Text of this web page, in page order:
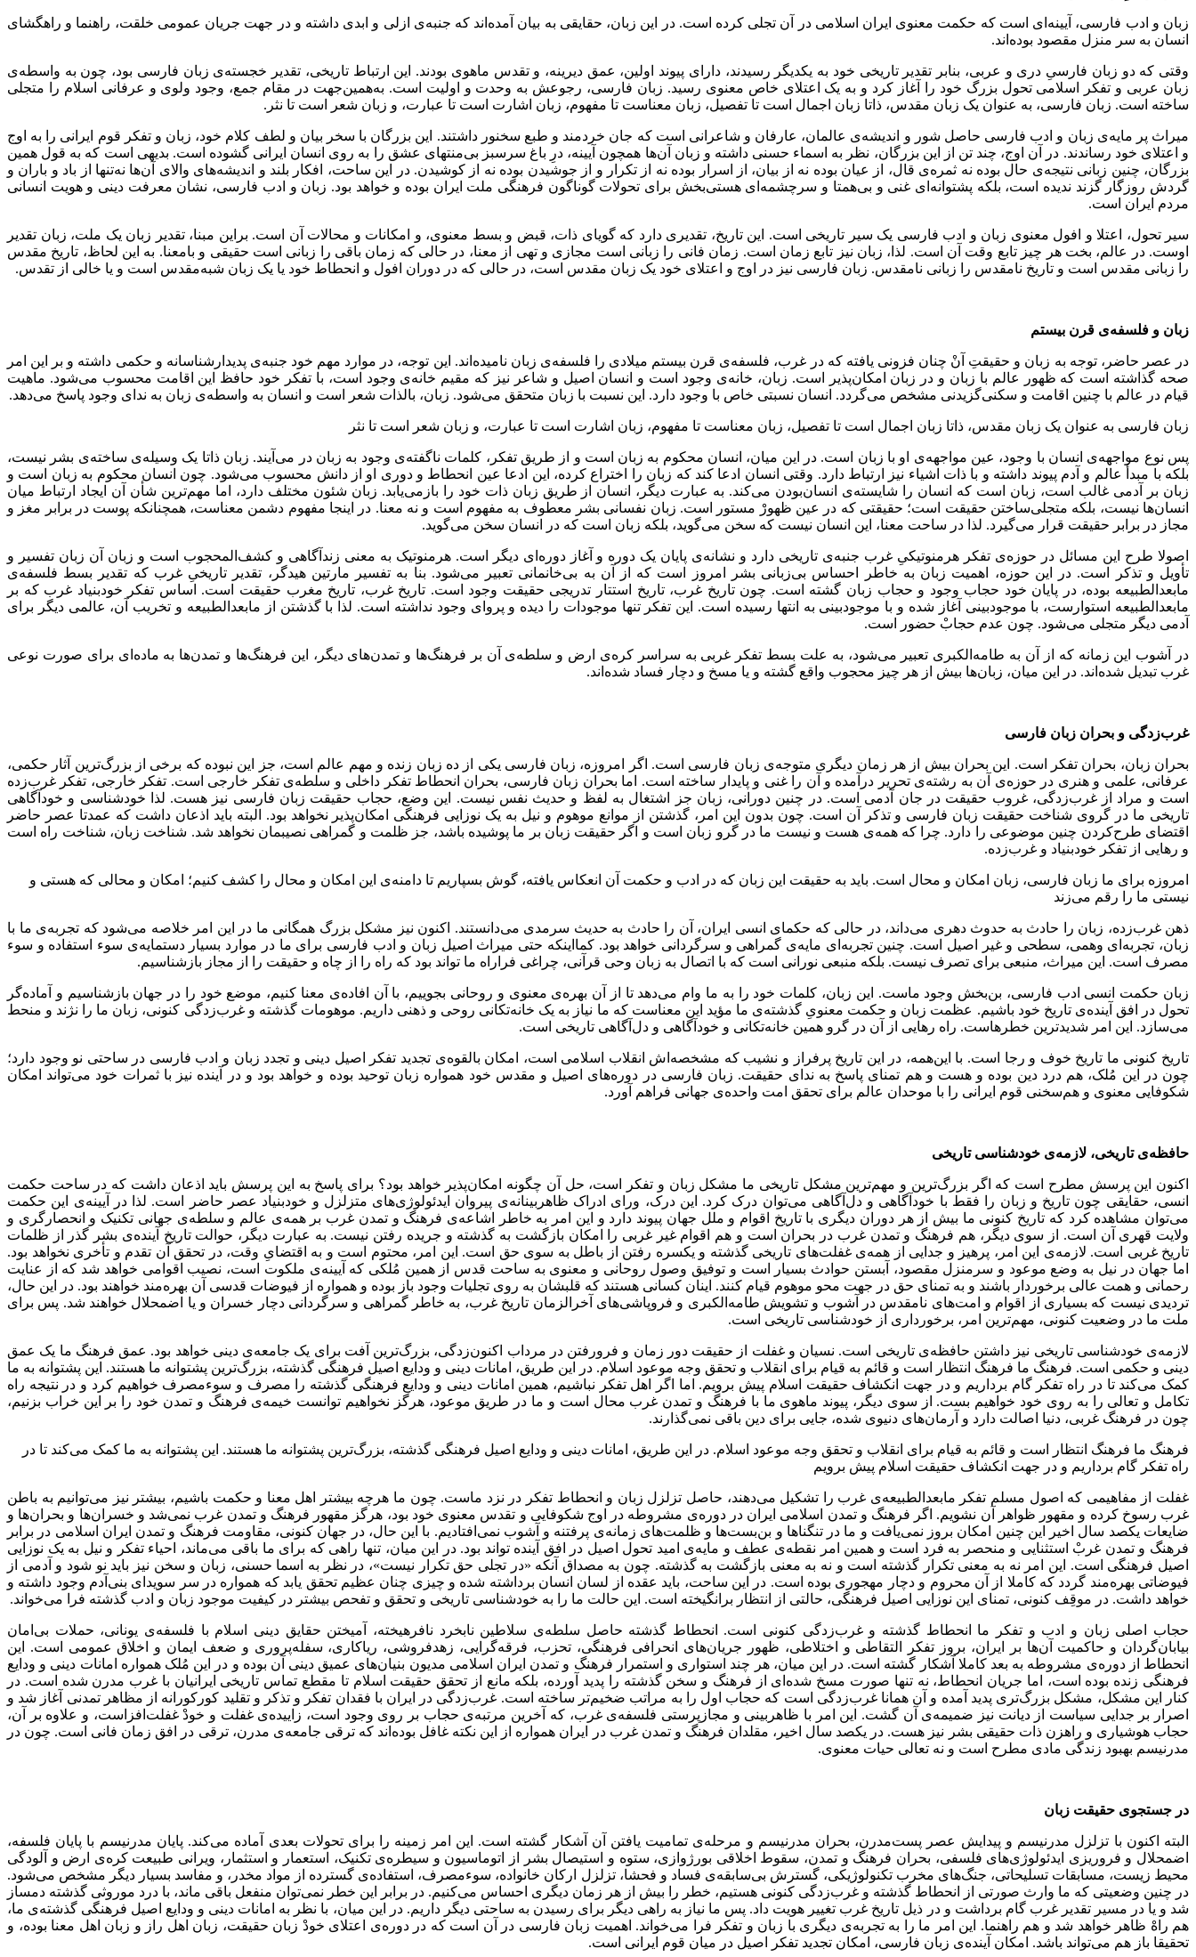
زبان و ادب فارسی، آیینه‌ای است که حکمت معنوی ایران اسلامی در آن تجلی کرده است. در این زبان، حقایقی به بیان آمده‌اند که جنبه‌ی ازلی و ابدی داشته و در جهت جریان عمومی خلقت، راهنما و راهگشای
انسان به سر منزل مقصود بوده‌اند.
وقتی که دو زبان فارسیِ دری و عربی، بنابر تقدیر تاریخی خود به یکدیگر رسیدند، دارای پیوند اولین، عمق دیرینه، و تقدس ماهوی بودند. این ارتباط تاریخی، تقدیر خجسته‌ی زبان فارسی بود، چون به واسطه‌ی
زبان عربی و تفکر اسلامی تحول بزرگ خود را آغاز کرد و به یک اعتلای خاص معنوی رسید. زبان فارسی، رجوعش به وحدت و اولیت است. به‌همین‌جهت در مقام جمع، وجود ولوی و عرفانی اسلام را متجلی
ساخته است. زبان فارسی، به عنوان یک زبان مقدس، ذاتا زبان اجمال است تا تفصیل، زبان معناست تا مفهوم، زبان اشارت است تا عبارت، و زبان شعر است تا نثر.
میراث پر مایه‌ی زبان و ادب فارسی حاصل شور و اندیشه‌ی عالمان، عارفان و شاعرانی است که جان خردمند و طبع سخنور داشتند. این بزرگان با سخر بیان و لطف کلام خود، زبان و تفکر قوم ایرانی را به اوج
و اعتلای خود رساندند. در آن اوج، چند تن از این بزرگان، نظر به اسماء حسنی داشته و زبان آن‌ها همچون آیینه، درِ باغ سرسبز بی‌منتهای عشق را به روی انسان ایرانی گشوده است. بدیهی است که به قول همین
بزرگان، چنین زبانی نتیجه‌ی حال بوده نه ثمره‌ی قال، از عیان بوده نه از بیان، از اسرار بوده نه از تکرار و از جوشیدن بوده نه از کوشیدن. در این ساحت، افکار بلند و اندیشه‌های والای آن‌ها نه‌تنها از باد و باران و
گردش روزگار گزند ندیده است، بلکه پشتوانه‌ای غنی و بی‌همتا و سرچشمه‌ای هستی‌بخش برای تحولات گوناگون فرهنگی ملت ایران بوده و خواهد بود. زبان و ادب فارسی، نشان معرفت دینی و هویت انسانی
مردم ایران است.
سیر تحول، اعتلا و افول معنوی زبان و ادب فارسی یک سیر تاریخی است. این تاریخ، تقدیری دارد که گویای ذات، قبض و بسط معنوی، و امکانات و محالات آن است. براین مبنا، تقدیر زبان یک ملت، زبان تقدیر
اوست. در عالم، بخت هر چیز تابع وقت آن است. لذا، زبان نیز تابع زمان است. زمان فانی را زبانی است مجازی و تهی از معنا، در حالی که زمان باقی را زبانی است حقیقی و بامعنا. به این لحاظ، تاریخ مقدس
را زبانی مقدس است و تاریخ نامقدس را زبانی نامقدس. زبان فارسی نیز در اوج و اعتلای خود یک زبان مقدس است، در حالی که در دوران افول و انحطاط خود یا یک زبان شبه‌مقدس است و یا خالی از تقدس.
زبان و فلسفهی قرن بیستم
در عصر حاضر، توجه به زبان و حقیقتِ آنْ چنان فزونی یافته که در غرب، فلسفه‌ی قرن بیستم میلادی را فلسفه‌ی زبان نامیده‌اند. این توجه، در موارد مهم خود جنبه‌ی پدیدارشناسانه و حکمی داشته و بر این امر
صحه گذاشته است که ظهور عالم با زبان و در زبان امکان‌پذیر است. زبان، خانه‌ی وجود است و انسان اصیل و شاعر نیز که مقیم خانه‌ی وجود است، با تفکر خود حافظ این اقامت محسوب می‌شود. ماهیت
قیام در عالم با چنین اقامت و سکنی‌گزیدنی مشخص می‌گردد. انسان نسبتی خاص با وجود دارد. این نسبت با زبان متحقق می‌شود. زبان، بالذات شعر است و انسان به واسطه‌ی زبان به ندای وجود پاسخ می‌دهد.
زبان فارسی به عنوان یک زبان مقدس، ذاتا زبان اجمال است تا تفصیل، زبان معناست تا مفهوم، زبان اشارت است تا عبارت، و زبان شعر است تا نثر
پس نوع مواجهه‌ی انسان با وجود، عین مواجهه‌ی او با زبان است. در این میان، انسان محکوم به زبان است و از طریق تفکر، کلمات ناگفته‌ی وجود به زبان در می‌آیند. زبان ذاتا یک وسیله‌ی ساخته‌ی بشر نیست،
بلکه با مبدأ عالم و آدم پیوند داشته و با ذات اشیاء نیز ارتباط دارد. وقتی انسان ادعا کند که زبان را اختراع کرده، این ادعا عین انحطاط و دوری او از دانش محسوب می‌شود. چون انسان محکوم به زبان است و
زبان بر آدمی غالب است، زبان است که انسان را شایسته‌ی انسان‌بودن می‌کند. به عبارت دیگر، انسان از طریق زبان ذات خود را بازمی‌یابد. زبان شئون مختلف دارد، اما مهم‌ترین شأن آن ایجاد ارتباط میان
انسان‌ها نیست، بلکه متجلی‌ساختن حقیقت است؛ حقیقتی که در عین ظهورْ مستور است. زبان نفسانی بشر معطوف به مفهوم است و نه معنا. در اینجا مفهوم دشمن معناست، همچنانکه پوست در برابر مغز و
مجاز در برابر حقیقت قرار می‌گیرد. لذا در ساحت معنا، این انسان نیست که سخن می‌گوید، بلکه زبان است که در انسان سخن می‌گوید.
اصولا طرح این مسائل در حوزه‌ی تفکر هرمنوتیکیِ غرب جنبه‌ی تاریخی دارد و نشانه‌ی پایان یک دوره و آغاز دوره‌ای دیگر است. هرمنوتیک به معنی زندآگاهی و کشف‌المحجوب است و زبان آن زبان تفسیر و
تأویل و تذکر است. در این حوزه، اهمیت زبان به خاطر احساس بی‌زبانی بشر امروز است که از آن به بی‌‌خانمانی تعبیر می‌شود. بنا به تفسیر مارتین هیدگر، تقدیر تاریخیِ غرب که تقدیر بسط فلسفه‌ی
مابعدالطبیعه بوده، در پایان خود حجاب وجود و حجاب زبان گشته است. چون تاریخ غرب، تاریخ استتار تدریجی حقیقت وجود است. تاریخ غرب، تاریخ مغرب حقیقت است. اساس تفکر خودبنیاد غرب که بر
مابعدالطبیعه استوارست، با موجودبینی آغاز شده و با موجودبینی به انتها رسیده است. این تفکر تنها موجودات را دیده و پروای وجود نداشته است. لذا با گذشتن از مابعدالطبیعه و تخریب آن، عالمی دیگر برای
آدمی دیگر متجلی می‌شود. چون عدم حجابْ حضور است.
در آشوب این زمانه که از آن به طامه‌الکبری تعبیر می‌شود، به علت بسط تفکر غربی به سراسر کره‌ی ارض و سلطه‌ی آن بر فرهنگ‌ها و تمدن‌های دیگر، این فرهنگ‌ها و تمدن‌ها به ماده‌ای برای صورت نوعی
غرب تبدیل شده‌اند. در این میان، زبان‌ها بیش از هر چیز محجوب واقع گشته و یا مسخ و دچار فساد شده‌اند.
غربزدگی و بحران زبان فارسی
بحران زبان، بحران تفکر است. این بحران بیش از هر زمان دیگری متوجه‌ی زبان فارسی است. اگر امروزه، زبان فارسی یکی از ده زبان زنده و مهم عالم است، جز این نبوده که برخی از بزرگ‌ترین آثار حکمی،
عرفانی، علمی و هنری در حوزه‌ی آن به رشته‌ی تحریر درآمده و آن را غنی و پایدار ساخته است. اما بحران زبان فارسی، بحران انحطاط تفکر داخلی و سلطه‌ی تفکر خارجی است. تفکر خارجی، تفکر غرب‌زده
است و مراد از غرب‌زدگی، غروب حقیقت در جان آدمی است. در چنین دورانی، زبان جز اشتغال به لفظ و حدیث نفس نیست. این وضع، حجاب حقیقت زبان فارسی نیز هست. لذا خودشناسی و خودآگاهی
تاریخی ما در گروی شناخت حقیقت زبان فارسی و تذکر آن است. چون بدون این امر، گذشتن از موانع موهوم و نیل به یک نوزایی فرهنگی امکان‌پذیر نخواهد بود. البته باید اذعان داشت که عمدتا عصر حاضر
اقتضای طرح‌کردن چنین موضوعی را دارد. چرا که همه‌ی هست و نیست ما در گرو زبان است و اگر حقیقت زبان بر ما پوشیده باشد، جز ظلمت و گمراهی نصیبمان نخواهد شد. شناخت زبان، شناخت راه است
و رهایی از تفکر خودبنیاد و غرب‌زده.
امروزه برای ما زبان فارسی، زبان امکان و محال است. باید به حقیقت این زبان که در ادب و حکمت آن انعکاس یافته، گوش بسپاریم تا دامنه‌ی این امکان و محال را کشف کنیم؛ امکان و محالی که هستی و
نیستی ما را رقم می‌زند
ذهن غرب‌زده، زبان را حادث به حدوث دهری می‌داند، در حالی که حکمای انسی ایران، آن را حادث به حدیث سرمدی می‌دانستند. اکنون نیز مشکل بزرگ همگانی ما در این امر خلاصه می‌شود که تجربه‌ی ما با
زبان، تجربه‌ای وهمی، سطحی و غیر اصیل است. چنین تجربه‌ای مایه‌ی گمراهی و سرگردانی خواهد بود. کمااینکه حتی میراث اصیل زبان و ادب فارسی برای ما در موارد بسیار دستمایه‌ی سوء استفاده و سوء
مصرف است. این میراث، منبعی برای تصرف نیست. بلکه منبعی نورانی است که با اتصال به زبان وحی قرآنی، چراغی فراراه ما تواند بود که راه را از چاه و حقیقت را از مجاز بازشناسیم.
زبان حکمت انسی ادب فارسی، بن‌بخش وجود ماست. این زبان، کلمات خود را به ما وام می‌دهد تا از آن بهره‌ی معنوی و روحانی بجوییم، با آن افاده‌ی معنا کنیم، موضع خود را در جهان بازشناسیم و آماده‌گر
تحول در افق آینده‌ی تاریخ خود باشیم. عظمت زبان و حکمت معنویِ گذشته‌ی ما مؤید این معناست که ما نیاز به یک خانه‌تکانی روحی و ذهنی داریم. موهومات گذشته و غرب‌زدگی کنونی، زبان ما را نژند و منحط
می‌سازد. این امر شدیدترین خطرهاست. راه رهایی از آن در گرو همین خانه‌تکانی و خودآگاهی و دل‌آگاهی تاریخی است.
تاریخ کنونی ما تاریخ خوف و رجا است. با این‌همه، در این تاریخ پرفراز و نشیب که مشخصه‌اش انقلاب اسلامی است، امکان بالقوه‌ی تجدید تفکر اصیل دینی و تجدد زبان و ادب فارسی در ساحتی نو وجود دارد؛
چون در این مُلک، هم درد دین بوده و هست و هم تمنای پاسخ به ندای حقیقت. زبان فارسی در دوره‌های اصیل و مقدس خود همواره زبان توحید بوده و خواهد بود و در آینده نیز با ثمرات خود می‌تواند امکان
شکوفایی معنوی و هم‌سخنی قوم ایرانی را با موحدان عالم برای تحقق امت واحده‌ی جهانی فراهم آورد.
حافظهی تاریخی، لازمهی خودشناسی تاریخی
اکنون این پرسش مطرح است که اگر بزرگ‌ترین و مهم‌ترین مشکل تاریخی ما مشکل زبان و تفکر است، حل آن چگونه امکان‌پذیر خواهد بود؟ برای پاسخ به این پرسش باید اذعان داشت که در ساحت حکمت
انسی، حقایقی چون تاریخ و زبان را فقط با خودآگاهی و دل‌آگاهی می‌توان درک کرد. این درک، ورای ادراک ظاهربینانه‌ی پیروان ایدئولوژی‌های متزلزل و خودبنیاد عصر حاضر است. لذا در آیینه‌ی این حکمت
می‌توان مشاهده کرد که تاریخ کنونی ما بیش از هر دوران دیگری با تاریخ اقوام و ملل جهان پیوند دارد و این امر به خاطر اشاعه‌ی فرهنگ و تمدن غرب بر همه‌ی عالم و سلطه‌ی جهانی تکنیک و انحصارگری و
ولایت قهری آن است. از سوی دیگر، هم فرهنگ و تمدن غرب در بحران است و هم اقوام غیر غربی را امکان بازگشت به گذشته و جریده رفتن نیست. به عبارت دیگر، حوالت تاریخ آینده‌ی بشر گذر از ظلمات
تاریخ غربی است. لازمه‌ی این امر، پرهیز و جدایی از همه‌ی غفلت‌های تاریخی گذشته و یکسره رفتن از باطل به سوی حق است. این امر، محتوم است و به اقتضایِ وقت، در تحقق آن تقدم و تأخری نخواهد بود.
اما جهان در نیل به وضع موعود و سرمنزل مقصود، آبستن حوادث بسیار است و توفیق وصول روحانی و معنوی به ساحت قدس از همین مُلکی که آیینه‌ی ملکوت است، نصیب اقوامی خواهد شد که از عنایت
رحمانی و همت عالی برخوردار باشند و به تمنای حق در جهت محو موهوم قیام کنند. اینان کسانی هستند که قلبشان به روی تجلیات وجود باز بوده و همواره از فیوضات قدسی آن بهره‌مند خواهند بود. در این حال،
تردیدی نیست که بسیاری از اقوام و امت‌های نامقدس در آشوب و تشویش طامه‌الکبری و فروپاشی‌های آخرالزمان تاریخ غرب، به خاطر گمراهی و سرگردانی دچار خسران و یا اضمحلال خواهند شد. پس برای
ملت ما در وضعیت کنونی، مهم‌ترین امر، برخورداری از خودشناسی تاریخی است.
لازمه‌ی خودشناسی تاریخی نیز داشتن حافظه‌ی تاریخی است. نسیان و غفلت از حقیقت دور زمان و فرورفتن در مرداب اکنون‌زدگی، بزرگ‌ترین آفت برای یک جامعه‌ی دینی خواهد بود. عمق فرهنگ ما یک عمق
دینی و حکمی است. فرهنگ ما فرهنگ انتظار است و قائم به قیام برای انقلاب و تحقق وجه موعود اسلام. در این طریق، امانات دینی و ودایع اصیل فرهنگی گذشته، بزرگ‌ترین پشتوانه ما هستند. این پشتوانه به ما
کمک می‌کند تا در راه تفکر گام برداریم و در جهت انکشاف حقیقت اسلام پیش برویم. اما اگر اهل تفکر نباشیم، همین امانات دینی و ودایع فرهنگی گذشته را مصرف و سوءمصرف خواهیم کرد و در نتیجه راه
تکامل و تعالی را به روی خود خواهیم بست. از سوی دیگر، پیوند ماهوی ما با فرهنگ و تمدن غرب محال است و ما در طریق موعود، هرگز نخواهیم توانست خیمه‌ی فرهنگ و تمدن خود را بر این خراب بزنیم،
چون در فرهنگ غربی، دنیا اصالت دارد و آرمان‌های دنیوی شده، جایی برای دین باقی نمی‌گذارند.
فرهنگ ما فرهنگ انتظار است و قائم به قیام برای انقلاب و تحقق وجه موعود اسلام. در این طریق، امانات دینی و ودایع اصیل فرهنگی گذشته، بزرگ‌ترین پشتوانه ما هستند. این پشتوانه به ما کمک می‌کند تا در
راه تفکر گام برداریم و در جهت انکشاف حقیقت اسلام پیش برویم
غفلت از مفاهیمی که اصول مسلم تفکر مابعدالطبیعه‌ی غرب را تشکیل می‌دهند، حاصل تزلزل زبان و انحطاط تفکر در نزد ماست. چون ما هرچه بیشتر اهل معنا و حکمت باشیم، بیشتر نیز می‌توانیم به باطن
غرب رسوخ کرده و مقهور ظواهر آن نشویم. اگر فرهنگ و تمدن اسلامی ایران در دوره‌ی مشروطه در اوج شکوفایی و تقدس معنوی خود بود، هرگز مقهور فرهنگ و تمدن غرب نمی‌شد و خسران‌ها و بحران‌ها و
ضایعات یکصد سال اخیر این چنین امکان بروز نمی‌یافت و ما در تنگناها و بن‌بست‌ها و ظلمت‌های زمانه‌ی پرفتنه و آشوب نمی‌افتادیم. با این حال، در جهان کنونی، مقاومت فرهنگ و تمدن ایران اسلامی در برابر
فرهنگ و تمدن غربْ استثنایی و منحصر به فرد است و همین امر نقطه‌ی عطف و مایه‌ی امید تحول اصیل در افق آینده تواند بود. در این میان، تنها راهی که برای ما باقی می‌ماند، احیاء تفکر و نیل به یک نوزایی
اصیل فرهنگی است. این امر نه به معنی تکرار گذشته است و نه به معنی بازگشت به گذشته. چون به مصداق آنکه «در تجلی حق تکرار نیست»، در نظر به اسما حسنی، زبان و سخن نیز باید نو شود و آدمی از
فیوضاتی بهره‌مند گردد که کاملا از آن محروم و دچار مهجوری بوده است. در این ساحت، باید عقده از لسان انسان برداشته شده و چیزی چنان عظیم تحقق یابد که همواره در سر سویدای بنی‌آدم وجود داشته و
خواهد داشت. در موقِف کنونی، تمنای این نوزایی اصیل فرهنگی، حالتی از انتظار برانگیخته است. این حالت ما را به خودشناسی تاریخی و تحقق و تفحص بیشتر در کیفیت موجود زبان و ادب گذشته فرا می‌‌خواند.
حجاب اصلی زبان و ادب و تفکر ما انحطاط گذشته و غرب‌زدگی کنونی است. انحطاط گذشته حاصل سلطه‌ی سلاطین نابخرد نافرهیخته، آمیختن حقایق دینی اسلام با فلسفه‌ی یونانی، حملات بی‌امان
بیابان‌گردان و حاکمیت آن‌ها بر ایران، بروز تفکر التقاطی و اختلاطی، ظهور جریان‌های انحرافی فرهنگی، تحزب، فرقه‌گرایی، زهدفروشی، ریاکاری، سفله‌پروری و ضعف ایمان و اخلاق عمومی است. این
انحطاط از دوره‌ی مشروطه به بعد کاملا آشکار گشته است. در این میان، هر چند استواری و استمرار فرهنگ و تمدن ایران اسلامی مدیون بنیان‌های عمیق دینی آن بوده و در این مُلک همواره امانات دینی و ودایع
فرهنگی زنده بوده است، اما جریان انحطاط، نه تنها صورت مسخ شده‌ای از فرهنگ و سخن گذشته را پدید آورده، بلکه مانع از تحقق حقیقت اسلام تا مقطع تماس تاریخی ایرانیان با غرب مدرن شده است. در
کنار این مشکل، مشکل بزرگ‌تری پدید آمده و آن همانا غرب‌زدگی است که حجاب اول را به مراتب ضخیم‌تر ساخته است. غرب‌زدگی در ایران با فقدان تفکر و تذکر و تقلید کورکورانه از مظاهر تمدنی آغاز شد و
اصرار بر جدایی سیاست از دیانت نیز ضمیمه‌ی آن گشت. این امر با ظاهربینی و مجازپرستی فلسفه‌ی غرب، که آخرین مرتبه‌ی حجاب بر روی وجود است، زاییده‌ی غفلت و خودْ غفلت‌افزاست، و علاوه بر آن،
حجاب هوشیاری و راهزن ذات حقیقی بشر نیز هست. در یکصد سال اخیر، مقلدان فرهنگ و تمدن غرب در ایران همواره از این نکته غافل بوده‌اند که ترقی جامعه‌ی مدرن، ترقی در افق زمان فانی است. چون در
مدرنیسم بهبود زندگی مادی مطرح است و نه تعالی حیات معنوی.
در جستجوی حقیقت زبان
البته اکنون با تزلزل مدرنیسم و پیدایش عصر پست‌مدرن، بحران مدرنیسم و مرحله‌ی تمامیت یافتن آن آشکار گشته است. این امر زمینه را برای تحولات بعدی آماده می‌کند. پایان مدرنیسم با پایان فلسفه،
اضمحلال و فروریزی ایدئولوژی‌های فلسفی، بحران فرهنگ و تمدن، سقوط اخلاقی بورژوازی، ستوه و استیصال بشر از اتوماسیون و سیطره‌ی تکنیک، استعمار و استثمار، ویرانی طبیعت کره‌ی ارض و آلودگی
محیط زیست، مسابقات تسلیحاتی، جنگ‌های مخرب تکنولوژیکی، گسترش بی‌سابقه‌ی فساد و فحشا، تزلزل ارکان خانواده، سوءمصرف، استفاده‌ی گسترده از مواد مخدر، و مفاسد بسیار دیگر مشخص می‌شود.
در چنین وضعیتی که ما وارث صورتی از انحطاط گذشته و غرب‌زدگی کنونی هستیم، خطر را بیش از هر زمان دیگری احساس می‌کنیم. در برابر این خطر نمی‌توان منفعل باقی ماند، با درد موروثی گذشته دمساز
شد و یا در مسیر تقدیر غرب گام برداشت و در ذیل تاریخ غرب تغییر هویت داد. پس ما نیاز به راهی دیگر برای رسیدن به ساحتی دیگر داریم. در این میان، با نظر به امانات دینی و ودایع اصیل فرهنگی گذشته‌ی ما،
هم راهْ ظاهر خواهد شد و هم راهنما. این امر ما را به تجربه‌ی دیگری با زبان و تفکر فرا می‌خواند. اهمیت زبان فارسی در آن است که در دوره‌ی اعتلای خودْ زبان حقیقت، زبان اهل راز و زبان اهل معنا بوده، و
تحقیقا باز هم می‌تواند باشد. امکان آینده‌ی زبان فارسی، امکان تجدید تفکر اصیل در میان قوم ایرانی است.